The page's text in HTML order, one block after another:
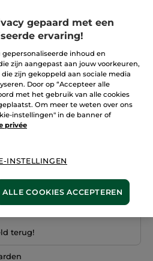
€
100
+9
14/08
terug!
gepaard met een
ervaring!
inhoud en
zijn aangepast aan jouw voorkeuren,
zijn gekoppeld aan sociale media
Door op “Accepteer alle
met het gebruik van alle cookies
Om meer te weten over ons
instellingen" in de banner of
privée
INSTELLINGEN
ALLE COOKIES ACCEPTEREN